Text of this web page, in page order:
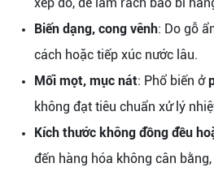
Biến dạng, cong vênh: Do gỗ
cách hoặc tiếp xúc nước lâu.
Mối mọt, mục nát: Phổ biến ở
không đạt tiêu chuẩn xử lý
Kích thước không đồng đều
đến hàng hóa không cân